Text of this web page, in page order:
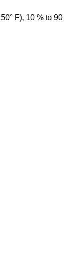
F), 10 % to 90